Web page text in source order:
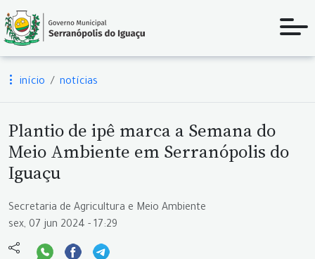
início notícias
Plantio de ipê marca a Semana do
Meio Ambiente em Serranópolis do
Iguaçu
Secretaria de Agricultura e Meio Ambiente
sex, 07 jun 2024 - 17:29